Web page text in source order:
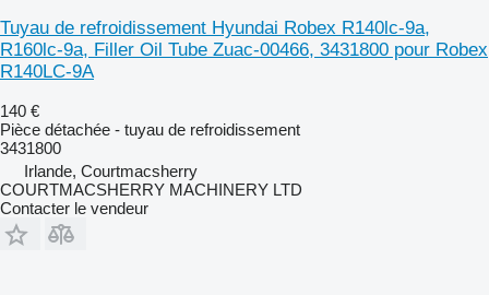
Tuyau de refroidissement Hyundai Robex R140lc-9a,
R160lc-9a, Filler Oil Tube Zuac-00466, 3431800 pour Robex
R140LC-9A
140 €
Pièce détachée - tuyau de refroidissement
3431800
Irlande, Courtmacsherry
COURTMACSHERRY MACHINERY LTD
Contacter le vendeur